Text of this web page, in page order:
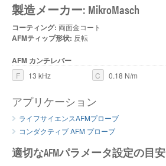
製造メーカー: MikroMasch
コーティング: 両面金コート
AFMティップ形状: 反転
AFM カンチレバー
F 13 kHz C 0.18 N/m
アプリケーション
ライフサイエンスAFMプローブ
コンダクティブ AFM プローブ
適切なAFMパラメータ設定の目安